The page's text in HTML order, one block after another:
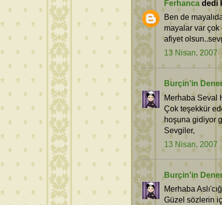
Ferhanca dedi
Ben de
mayalar var
afiyet
13 Nisan, 2007
Burçin'in
Merhaba Seval
Çok teşekkür
hoşuna gidiyor
Sevgiler,
13 Nisan, 2007
Burçin'in
Merhaba
Güzel sözlerin